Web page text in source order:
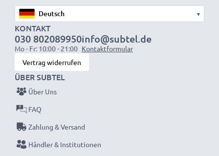
▾
KONTAKT
030 802089950
Mo - Fr: 10:00 - 21:00
info@subtel.de
Kontaktformular
Vertrag widerrufen
ÜBER SUBTEL
Über Uns
FAQ
Zahlung & Versand
Händler & Institutionen